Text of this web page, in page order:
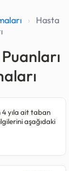
›
Hasta
4 yıla ait taban
aşağıdaki
toplam